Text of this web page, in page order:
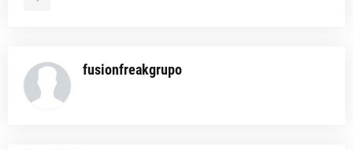
fusionfreakgrupo